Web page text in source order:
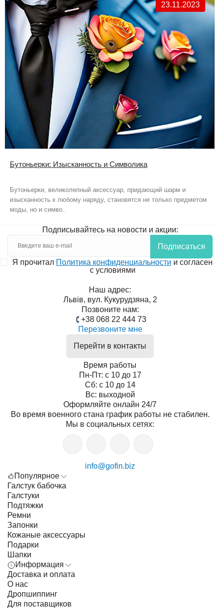
23.11.2023
Бутоньерки: Изысканность и Символика
Бутоньерки, великолепный аксессуар, придающий шарм и
изысканность к любому наряду, становятся не только предметом
моды, но и симво..
Подписывайтесь на новости и акции:
Подписаться
Я прочитал Политика конфиденциальности и согласен
с условиями
Наш адрес:
Львів, вул. Кукурудзяна, 2
Позвоните нам:
+38 068 22 444 73
Перезвоните мне
Перейти в контакты
Время работы
Пн-Пт: с 10 до 17
Сб: с 10 до 14
Вс: выходной
Оформляйте онлайн 24/7
Во время военного стана график работы не стабилен.
Мы в социальных сетях:
info@gofin.biz
Популярное
Галстук бабочка
Галстуки
Подтяжки
Ремни
Запонки
Кожаные аксессуары
Подарки
Шапки
Информация
Доставка и оплата
О нас
Дропшиппинг
Для поставщиков